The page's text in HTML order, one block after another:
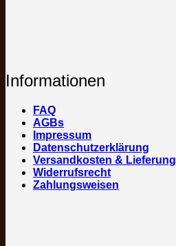
Informationen
FAQ
AGBs
Impressum
Datenschutzerklärung
Versandkosten & Lieferung
Widerrufsrecht
Zahlungsweisen